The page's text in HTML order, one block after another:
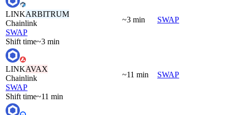
LINKARBITRUM
Chainlink
SWAP
Shift time~3 min
~3 min SWAP
LINKAVAX
Chainlink
SWAP
Shift time~11 min
~11 min SWAP